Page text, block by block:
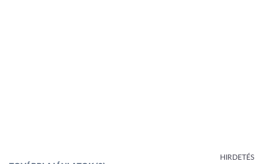
HIRDETÉS